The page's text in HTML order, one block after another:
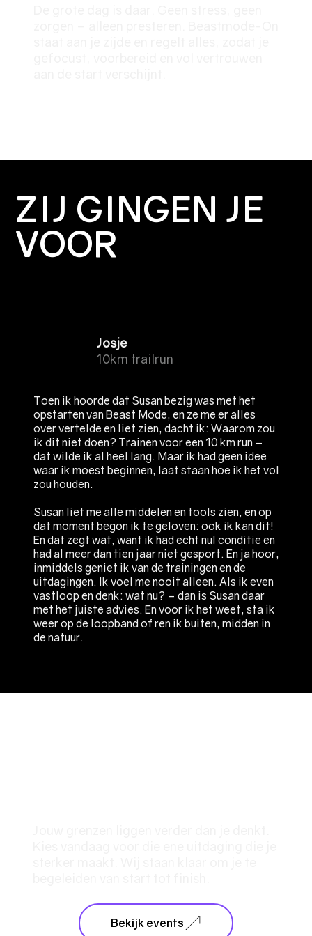
ZIJ GINGEN JE
VOOR
Josje
10km trailrun
Toen ik hoorde dat Susan bezig was met het
opstarten van Beast Mode, en ze me er alles
over vertelde en liet zien, dacht ik: Waarom zou
ik dit niet doen? Trainen voor een 10 km run –
dat wilde ik al heel lang. Maar ik had geen idee
waar ik moest beginnen, laat staan hoe ik het vol
zou houden.
Susan liet me alle middelen en tools zien, en op
dat moment begon ik te geloven: ook ik kan dit!
En dat zegt wat, want ik had echt nul conditie en
had al meer dan tien jaar niet gesport. En ja hoor,
inmiddels geniet ik van de trainingen en de
uitdagingen. Ik voel me nooit alleen. Als ik even
vastloop en denk: wat nu? – dan is Susan daar
met het juiste advies. En voor ik het weet, sta ik
weer op de loopband of ren ik buiten, midden in
de natuur.
Bekijk events